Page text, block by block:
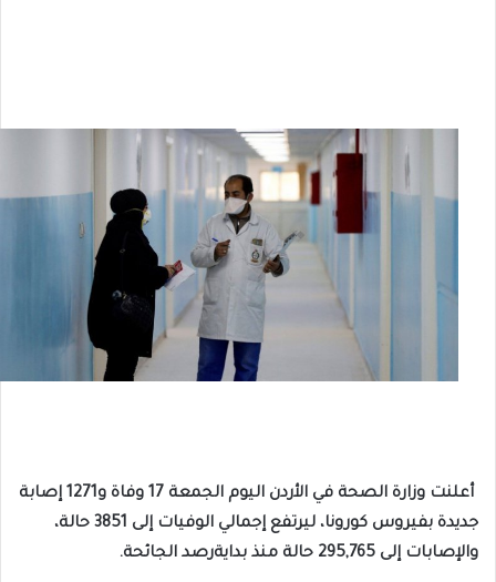
أعلنت وزارة الصحة في الأردن اليوم الجمعة 17 وفاة و1271 إصابة
جديدة بفيروس كورونا، ليرتفع إجمالي الوفيات إلى 3851 حالة،
والإصابات إلى 295,765 حالة منذ بدايةرصد الجائحة.